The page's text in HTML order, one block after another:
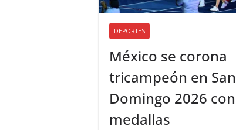
DEPORTES
México se corona
tricampeón en
Domingo 2026
medallas